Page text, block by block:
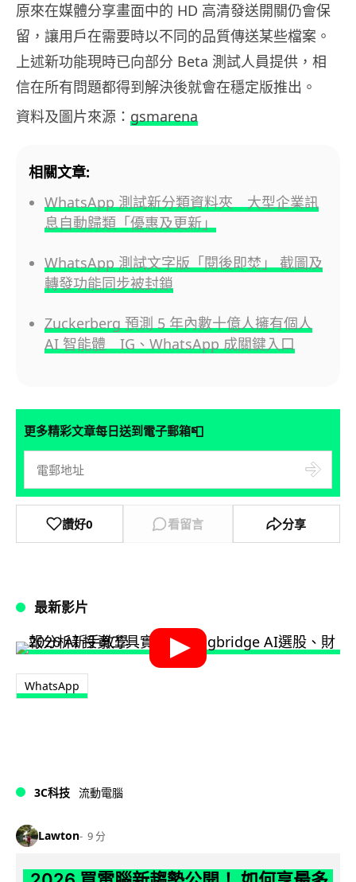
原來在媒體分享畫面中的 HD 高清發送開關仍會保
留，讓用戶在需要時以不同的品質傳送某些檔案。
上述新功能現時已向部分 Beta 測試人員提供，相
信在所有問題都得到解決後就會在穩定版推出。
資料及圖片來源： gsmarena
相關文章:
WhatsApp 測試新分類資料夾 大型企業訊
息自動歸類「優惠及更新」
WhatsApp 測試文字版「閱後即焚」 截圖及
轉發功能同步被封鎖
Zuckerberg 預測 5 年內數十億人擁有個人
AI 智能體 IG、WhatsApp 成關鍵入口
更多精彩文章每日送到電子郵箱📮
讚好0 看留言 分享
最新影片
WhatsApp
3C科技 流動電腦
Lawton 9 分